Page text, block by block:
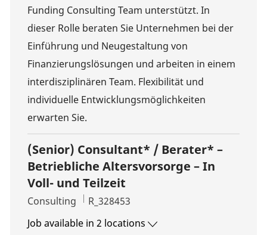
Funding Consulting Team unterstützt. In
dieser Rolle beraten Sie Unternehmen bei der
Einführung und Neugestaltung von
Finanzierungslösungen und arbeiten in einem
interdisziplinären Team. Flexibilität und
individuelle Entwicklungsmöglichkeiten
erwarten Sie.
(Senior) Consultant* / Berater* –
Betriebliche Altersvorsorge – In
Voll- und Teilzeit
Category
Consulting Job Id
R_328453
Job available in 2 locations